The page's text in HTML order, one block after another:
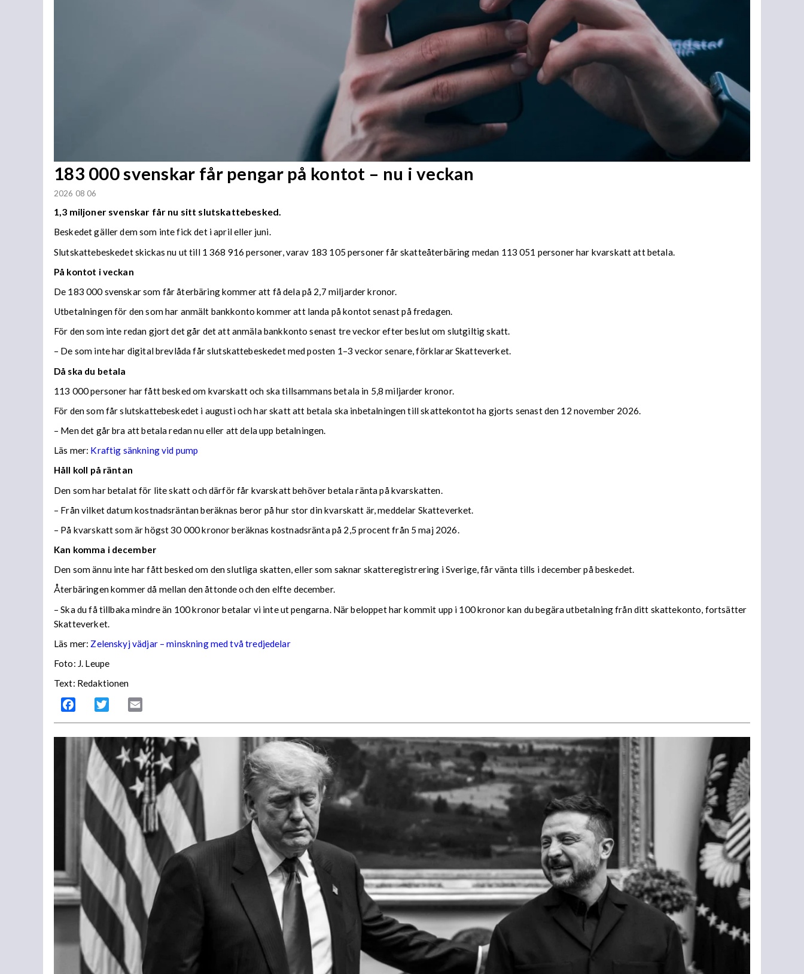
183 000 svenskar får pengar på kontot – nu i veckan
2026 08 06
1,3 miljoner svenskar får nu sitt slutskattebesked.
Beskedet gäller dem som inte fick det i april eller juni.
Slutskattebeskedet skickas nu ut till 1 368 916 personer, varav 183 105 personer får skatteåterbäring medan 113 051 personer har kvarskatt att betala.
På kontot i veckan
De 183 000 svenskar som får återbäring kommer att få dela på 2,7 miljarder kronor.
Utbetalningen för den som har anmält bankkonto kommer att landa på kontot senast på fredagen.
För den som inte redan gjort det går det att anmäla bankkonto senast tre veckor efter beslut om slutgiltig skatt.
– De som inte har digital brevlåda får slutskattebeskedet med posten 1–3 veckor senare, förklarar Skatteverket.
Då ska du betala
113 000 personer har fått besked om kvarskatt och ska tillsammans betala in 5,8 miljarder kronor.
För den som får slutskattebeskedet i augusti och har skatt att betala ska inbetalningen till skattekontot ha gjorts senast den 12 november 2026.
– Men det går bra att betala redan nu eller att dela upp betalningen.
Läs mer: Kraftig sänkning vid pump
Håll koll på räntan
Den som har betalat för lite skatt och därför får kvarskatt behöver betala ränta på kvarskatten.
– Från vilket datum kostnadsräntan beräknas beror på hur stor din kvarskatt är, meddelar Skatteverket.
– På kvarskatt som är högst 30 000 kronor beräknas kostnadsränta på 2,5 procent från 5 maj 2026.
Kan komma i december
Den som ännu inte har fått besked om den slutliga skatten, eller som saknar skatteregistrering i Sverige, får vänta tills i december på beskedet.
Återbäringen kommer då mellan den åttonde och den elfte december.
– Ska du få tillbaka mindre än 100 kronor betalar vi inte ut pengarna. När beloppet har kommit upp i 100 kronor kan du begära utbetalning från ditt skattekonto, fortsätter
Skatteverket.
Läs mer: Zelenskyj vädjar – minskning med två tredjedelar
Foto: J. Leupe
Text: Redaktionen
Facebook Twitter